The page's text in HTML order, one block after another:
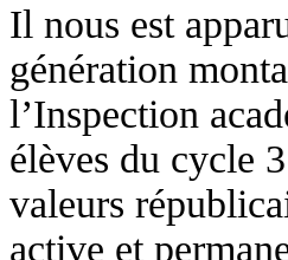
Il nous est
génération
l’Inspection
élèves du cycle
valeurs
active et